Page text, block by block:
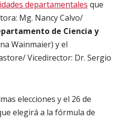
departamentales que
Mg. Nancy Calvo/
de Ciencia y
Wainmaier) y el
Vicedirector: Dr. Sergio
elecciones y el 26 de
elegirá a la fórmula de